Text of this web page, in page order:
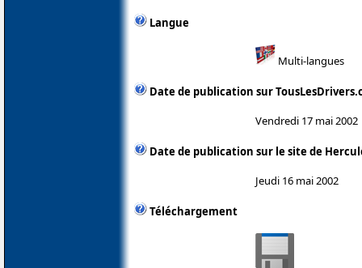
Langue
Multi-langues
Date de publication sur
Vendredi 17 mai 2002
Date de publication sur le site de
Jeudi 16 mai 2002
Téléchargement